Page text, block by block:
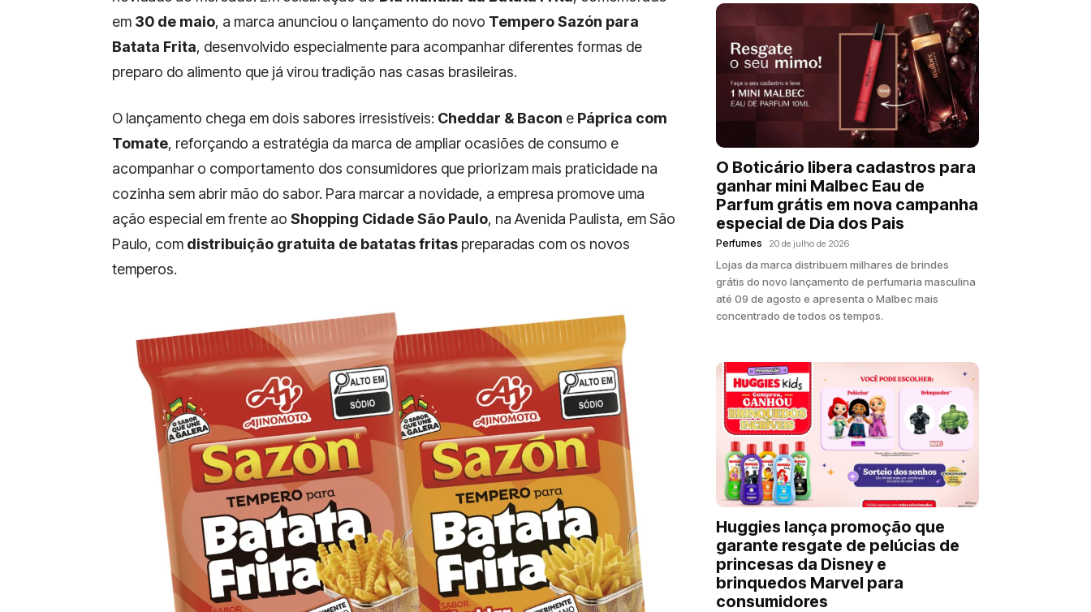
em 30 de maio, a marca anunciou o lançamento do novo Tempero Sazón para
Batata Frita, desenvolvido especialmente para acompanhar diferentes formas de
preparo do alimento que já virou tradição nas casas brasileiras.
O lançamento chega em dois sabores irresistíveis: Cheddar & Bacon e Páprica com
Tomate, reforçando a estratégia da marca de ampliar ocasiões de consumo e
acompanhar o comportamento dos consumidores que priorizam mais praticidade na
cozinha sem abrir mão do sabor. Para marcar a novidade, a empresa promove uma
ação especial em frente ao Shopping Cidade São Paulo, na Avenida Paulista, em São
Paulo, com distribuição gratuita de batatas fritas preparadas com os novos
temperos.
O Boticário libera cadastros para
ganhar mini Malbec Eau de
Parfum grátis em nova campanha
especial de Dia dos Pais
Perfumes 20 de julho de 2026
Lojas da marca distribuem milhares de brindes
grátis do novo lançamento de perfumaria masculina
até 09 de agosto e apresenta o Malbec mais
concentrado de todos os tempos.
Huggies lança promoção que
garante resgate de pelúcias de
princesas da Disney e
brinquedos Marvel para
consumidores